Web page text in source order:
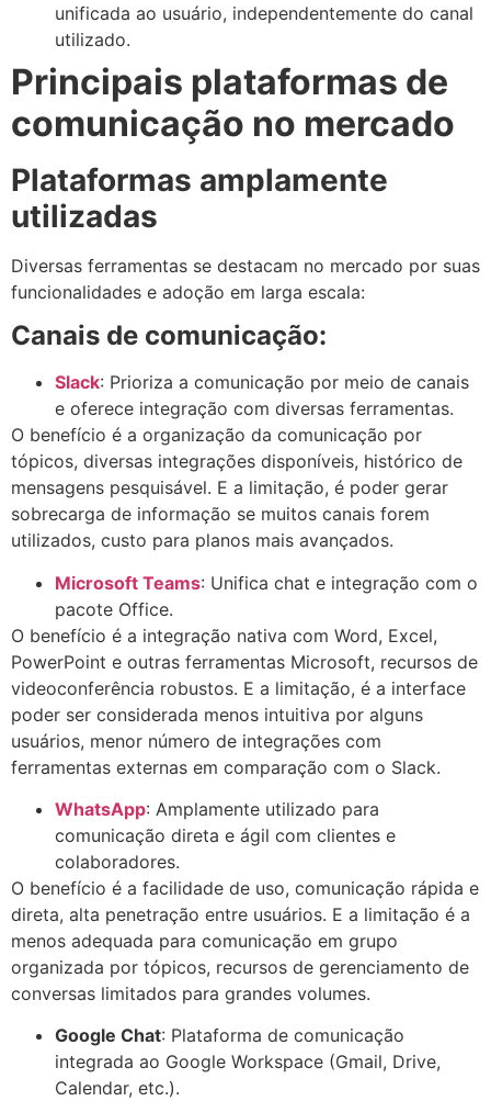
unificada ao usuário, independentemente do canal
utilizado.
Principais plataformas de
comunicação no mercado
Plataformas amplamente
utilizadas
Diversas ferramentas se destacam no mercado por suas
funcionalidades e adoção em larga escala:
Canais de comunicação:
Slack: Prioriza a comunicação por meio de canais
e oferece integração com diversas ferramentas.
O benefício é a organização da comunicação por
tópicos, diversas integrações disponíveis, histórico de
mensagens pesquisável. E a limitação, é poder gerar
sobrecarga de informação se muitos canais forem
utilizados, custo para planos mais avançados.
Microsoft Teams: Unifica chat e integração com o
pacote Office.
O benefício é a integração nativa com Word, Excel,
PowerPoint e outras ferramentas Microsoft, recursos de
videoconferência robustos. E a limitação, é a interface
poder ser considerada menos intuitiva por alguns
usuários, menor número de integrações com
ferramentas externas em comparação com o Slack.
WhatsApp: Amplamente utilizado para
comunicação direta e ágil com clientes e
colaboradores.
O benefício é a facilidade de uso, comunicação rápida e
direta, alta penetração entre usuários. E a limitação é a
menos adequada para comunicação em grupo
organizada por tópicos, recursos de gerenciamento de
conversas limitados para grandes volumes.
Google Chat: Plataforma de comunicação
integrada ao Google Workspace (Gmail, Drive,
Calendar, etc.).